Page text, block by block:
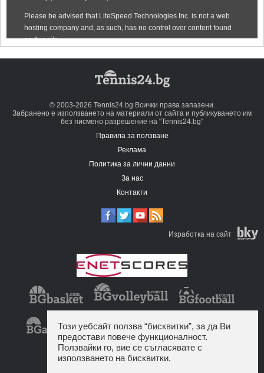
© 2003-2026 Tennis24.bg Всички права запазени.
Забранено е използването на материали от сайта и публикуването им
без писмено разрешение на "Tennis24.bg"
Правила за ползване
Реклама
Политика за лични данни
За нас
Контакти
Изработка на сайт
Този уебсайт ползва “бисквитки”, за да Ви
предостави повече функционалност.
Ползвайки го, вие се съгласявате с
използването на бисквитки.